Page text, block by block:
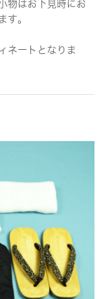
物はお下見時にお
す。
ネートとなりま